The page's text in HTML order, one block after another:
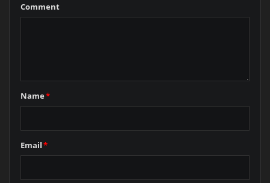
Comment
Name*
Email*